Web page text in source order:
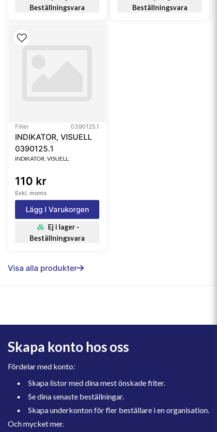
Beställningsvara
Beställningsvara
Filter 0390125.1
INDIKATOR, VISUELL
0390125.1
INDIKATOR, VISUELL
110 kr
Exkl. moms
Lägg I Varukorgen
Ej i lager -
Beställningsvara
Visa alla produkter
Skapa konto hos oss
Fördelar med konto:
Skapa listor med dina mest önskade filter.
Se dina senaste beställningar.
Skapa underkonton för fler beställare i en organisation.
Och mycket mer.